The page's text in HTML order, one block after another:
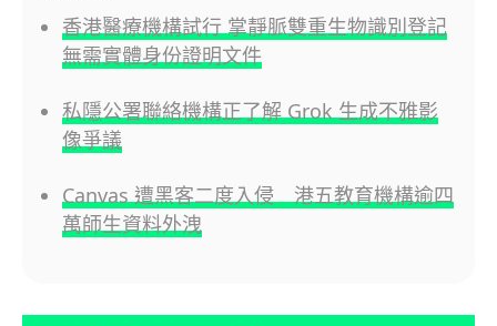
香港醫療機構試行 掌靜脈雙重生物識別登記
無需實體身份證明文件
私隱公署聯絡機構正了解 Grok 生成不雅影
像爭議
Canvas 遭黑客二度入侵 港五教育機構逾四
萬師生資料外洩